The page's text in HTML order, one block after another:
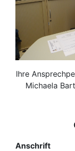
Ihre
Michaela
Anschrift